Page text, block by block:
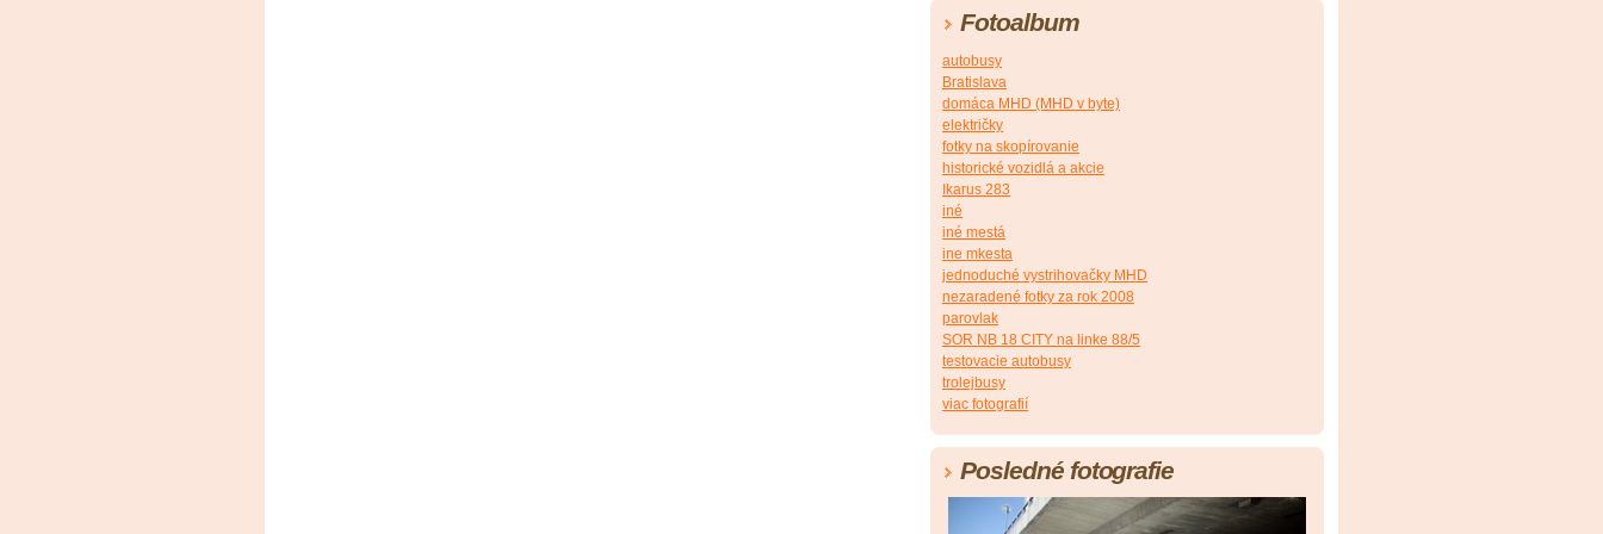
Fotoalbum
autobusy
Bratislava
domáca MHD (MHD v byte)
električky
fotky na skopírovanie
historické vozidlá a akcie
Ikarus 283
iné
iné mestá
ine mkesta
jednoduché vystrihovačky MHD
nezaradené fotky za rok 2008
parovlak
SOR NB 18 CITY na linke 88/5
testovacie autobusy
trolejbusy
viac fotografií
Posledné fotografie